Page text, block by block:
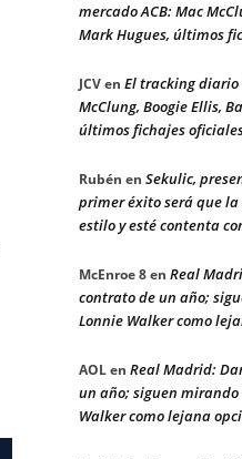
mercado ACB: Mac
Mark Hugues, últimos
JCVen El tracking diario
McClung, Boogie Ellis,
últimos fichajes
Rubén en Sekulic,
primer éxito será que
estilo y esté contenta
McEnroe 8en Real
contrato de un año;
Lonnie Walker como
AOLen Real Madrid:
un año; siguen mirando
Walker como lejana